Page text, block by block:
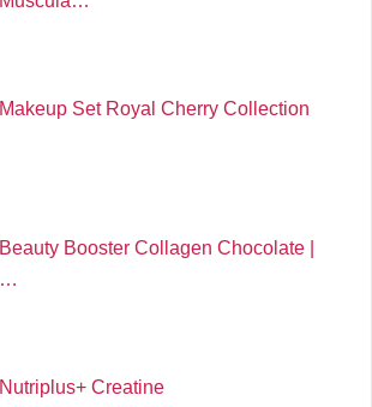
Makeup Set Royal Cherry Collection
Beauty Booster Collagen Chocolate |
…
Nutriplus+ Creatine